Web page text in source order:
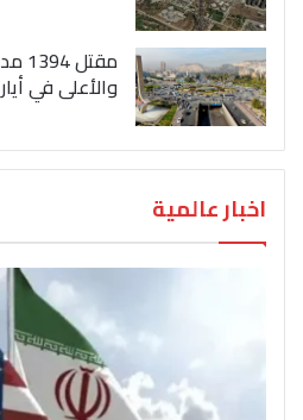
والأعلى في أيار
اخبار عالمية